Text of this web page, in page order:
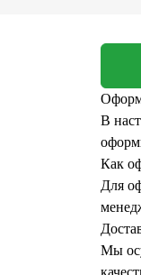
В
Как
Для
Мы